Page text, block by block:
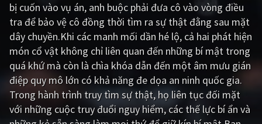
Giật gân Gia đình
Bí ẩn Lịch sử
Viễn Tây Tiểu sử
GameShow DramaTV
QUỐC GIA
bị cuốn vào vụ án, anh buộc phải đưa cô vào vòng điều
tra để bảo vệ cô đồng thời tìm ra sự thật đằng sau mặt
dây chuyền.Khi các manh mối dần hé lộ, cả hai phát hiện
món cổ vật không chỉ liên quan đến những bí mật trong
quá khứ mà còn là chìa khóa dẫn đến một âm mưu gián
điệp quy mô lớn có khả năng đe dọa an ninh quốc gia.
Trong hành trình truy tìm sự thật, họ liên tục đối mặt
với những cuộc truy đuổi nguy hiểm, các thế lực bí ẩn và